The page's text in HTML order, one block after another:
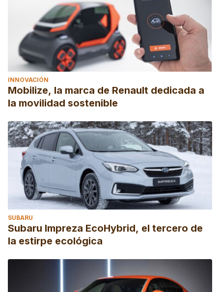
INNOVACIÓN
Mobilize, la marca de Renault dedicada a
la movilidad sostenible
SUBARU
Subaru Impreza EcoHybrid, el tercero de
la estirpe ecológica